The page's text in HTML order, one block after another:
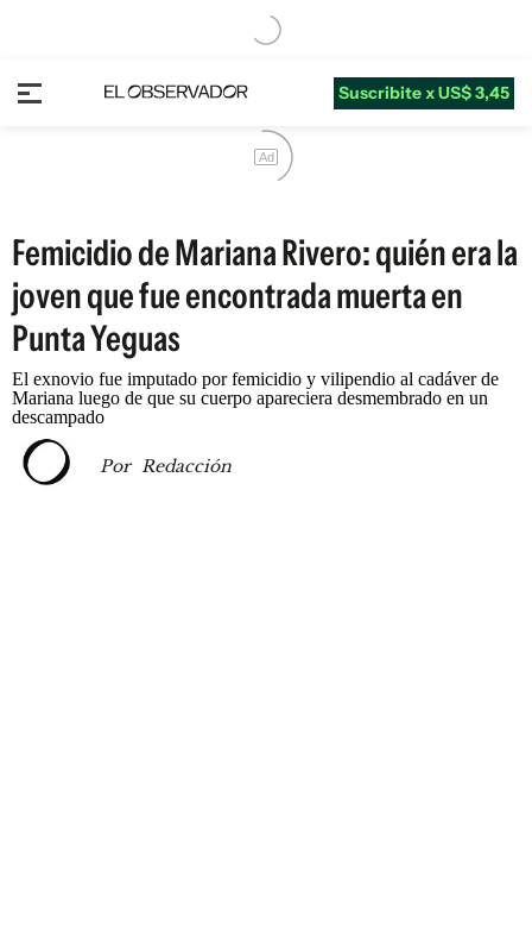
Suscribite x US$ 3,45
Ad
Femicidio de Mariana Rivero: quién era la
joven que fue encontrada muerta en
Punta Yeguas
El exnovio fue imputado por femicidio y vilipendio al cadáver de
Mariana luego de que su cuerpo apareciera desmembrado en un
descampado
Por Redacción